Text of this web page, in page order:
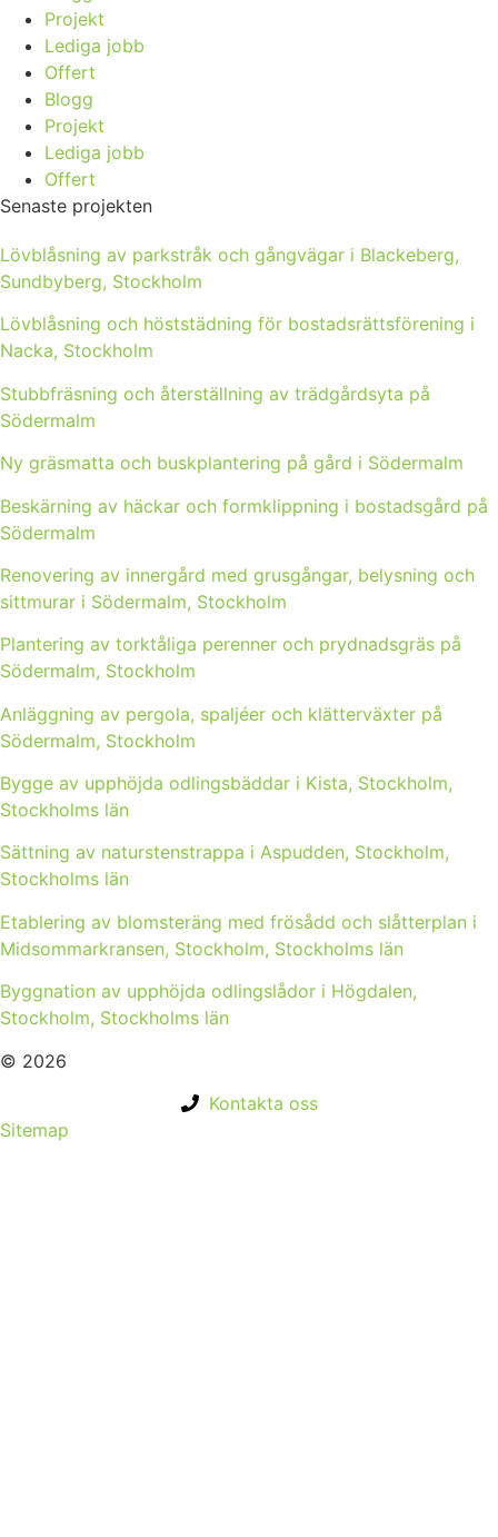
Projekt
Lediga jobb
Offert
Blogg
Projekt
Lediga jobb
Offert
Senaste projekten
Lövblåsning av parkstråk och gångvägar i Blackeberg,
Sundbyberg, Stockholm
Lövblåsning och höststädning för bostadsrättsförening i
Nacka, Stockholm
Stubbfräsning och återställning av trädgårdsyta på
Södermalm
Ny gräsmatta och buskplantering på gård i Södermalm
Beskärning av häckar och formklippning i bostadsgård på
Södermalm
Renovering av innergård med grusgångar, belysning och
sittmurar i Södermalm, Stockholm
Plantering av torktåliga perenner och prydnadsgräs på
Södermalm, Stockholm
Anläggning av pergola, spaljéer och klätterväxter på
Södermalm, Stockholm
Bygge av upphöjda odlingsbäddar i Kista, Stockholm,
Stockholms län
Sättning av naturstenstrappa i Aspudden, Stockholm,
Stockholms län
Etablering av blomsteräng med frösådd och slåtterplan i
Midsommarkransen, Stockholm, Stockholms län
Byggnation av upphöjda odlingslådor i Högdalen,
Stockholm, Stockholms län
© 2026
Kontakta oss
Sitemap